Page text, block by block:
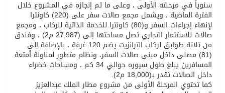
سنوياً في مرحلته الأولى ، وعلى ما تم إنجازه في المشروع خلال
الفترة الماضية ، ويشمل مجمع صالات سفر على (220) كاونترا
لإنهاء إجراءات السفر و(80) كاونترا للخدمة الذاتية للركاب ، ومجمع
صالات للاستثمار التجاري تصل مساحتها إلى (27,987 م2) ، وفندق
من ثلاثة طوابق لركاب الترانزيت يضم 120 غرفة ، بالإضافة إلى
(81) مصلى داخل مبنى صالات السفر، ونظام متطور لمناولة أمتعة
المسافرين يبلغ طول سيوره حوالي 34 كم ، ومساحات خضراء
داخل الصالات تقدر بـ(18,000 م2).
كما تحتوي المرحلة الأولى من مشروع مطار الملك عبدالعزيز